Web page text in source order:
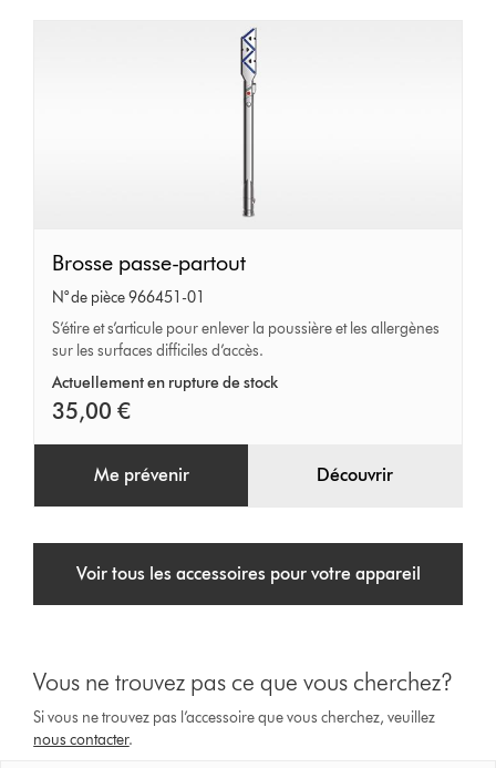
Brosse
passe-
partout
Brosse passe-partout
N° de pièce 966451-01
S’étire et s’articule pour enlever la poussière et les allergènes
sur les surfaces difficiles d’accès.
Actuellement en rupture de stock
35,00 €
Me prévenir Découvrir
Voir tous les accessoires pour votre appareil
Vous ne trouvez pas ce que vous cherchez?
Si vous ne trouvez pas l’accessoire que vous cherchez, veuillez
nous contacter.